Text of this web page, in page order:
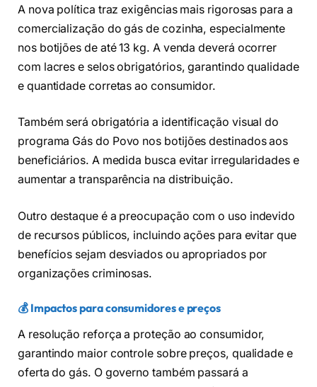
A nova política traz exigências mais rigorosas para a
comercialização do gás de cozinha, especialmente
nos botijões de até 13 kg. A venda deverá ocorrer
com lacres e selos obrigatórios, garantindo qualidade
e quantidade corretas ao consumidor.
Também será obrigatória a identificação visual do
programa Gás do Povo nos botijões destinados aos
beneficiários. A medida busca evitar irregularidades e
aumentar a transparência na distribuição.
Outro destaque é a preocupação com o uso indevido
de recursos públicos, incluindo ações para evitar que
benefícios sejam desviados ou apropriados por
organizações criminosas.
💰 Impactos para consumidores e preços
A resolução reforça a proteção ao consumidor,
garantindo maior controle sobre preços, qualidade e
oferta do gás. O governo também passará a